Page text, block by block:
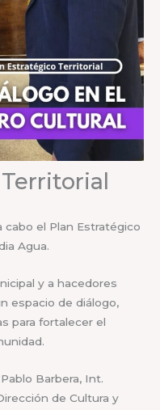
el Plan Estratégico
Agua.
y a hacedores
espacio de diálogo,
para fortalecer el
Barbera, Int.
de Cultura y